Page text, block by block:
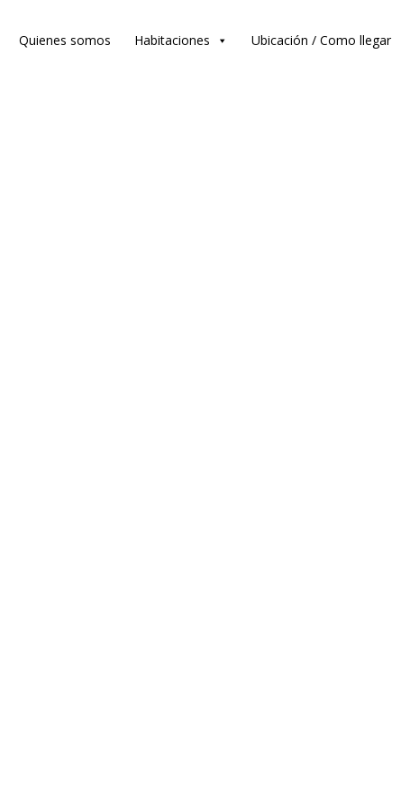
Quienes somos Habitaciones Ubicación / Como llegar